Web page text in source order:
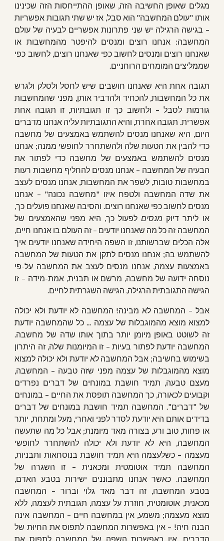
מגלים שאופן החשיבה הזה, שאופן ההתייחסות הזה שכינינו
אותו "עולם המחשבה" הוא סבל, אז יש שתי תגובות אפשריות
– בגישה הרגילה יש שני פתרונות אפשריים לבעיה של עולם
המחשבה: אנחנו רוצים ומנסים להיפטר מהמחשבות או
שאנחנו רוצים ומנסים לחשוב כפי שאנחנו רוצים, לחשוב כפי
שממליצים המומחים הרוחניים.
תגובה אחת היא שאנחנו חושבים שיש לחסל ולסלק ולגרש
את כל המחשבות, להכחיד ולהדביר אותן, מפני שהמחשבות
גורמות לסבל – ולחשוב כך זו תגובתיות, זו תגובה אחת
אפשרית. תגובה אחרת, והיא התגובתיות עליה אנחנו מדברים
היום, היא שאנחנו מנסים להשתמש באמצעים של מחשבה
כדי להבין את הטעות שלה ולהשתחרר לחופשי ממנה; אנחנו
מנסים להשתמש באמצעים של מחשבה כדי לפתור את
הבעיה של המחשבה – אנחנו מנסים להחליף מחשבות רעות
במחשבות טובות, לשפר את המחשבות, אנחנו מנסים לעצב
את שדה המחשבה ולטפח איזו "מחשבה נכונה" – אנחנו
מנסים לחשוב כפי שאנחנו רוצים. והסיבה שאנחנו פועלים כך,
או ליתר דיוק מנסיםלפעול כך, היא מפני שהאמצעים של
המחשבה זה כל מה שאנחנו יודעים – זה העולם בו אנחנו חיים,
אלה הכלים שברשותנו, זו השפה היחידה שאנחנו יודעים איך
להשתמש בה; אנחנו מנסים לתקן את הטעות של המחשבה
באמצעות עצמה, אנחנו מנסים לעצב את המחשבה על-פי
נוסחה ידועה של מחשבה, מרשם או תבנית, אמת-מידה – זו
הגישה התגובתית הרגילה, הגישה השגרתית לחיים.
אבל – המחשבה לא מבינה! המחשבה לא יודעת ולא יכולה
למצוא מוצא מהמוגבלות של עצמה ... כל שהמחשבה יודעת
זה לשוטט באופן מיומן יותר בתוך אותו שדה של מחשבה.
המחשבה יודעת לפתור בעיות – זו המיומנות שלה, זה היתרון
בשימוש בחשיבה; אבל המחשבה לא יודעת ולא יכולה למצוא
מוצא מהמוגבלות של עצמה מפני שזה טבעה – המחשבה,
מעצם טבעה, תמיד חושבת במונחים של דברים נפרדים
וקבועים לכאורה, כך המחשבה תופסת את החיים – במונחים
של "דברים". המחשבה תמיד חושבת במונחים של דברים
בדידים אותם היא יודעת לסדר לפני ואחרי, מעל ומתחת, יותר
או פחות, טוב ורע, בצורה מאד מיומנת; אבל כל מה שתעשה
המחשבה, היא לא יודעת ולא יכולה להשתחרר לחופשי
מעצמה – כשלעצמה היא תמיד חושבת בנוסחאות ותבניות,
המחשבה תמיד אוטומטית ומכאנית – זו השגרה של
המחשבה. כאשר אנחנו מתבוננים ישירות בטבע האדם,
בטבע המחשבה, זה דבר מאד גלוי וברור – המחשבה
מכאנית, אוטומטית, חוזרת על עצמה, תגובתית לעצמה, ללא
מוצא מעצמה; משמע, אין במחשבה חיים – המחשבה אינה
הבנה חיה! – אין באפשרות המחשבה לתפוס את החיוּת של
הדברים, אין באפשרות השפה של המחשבה לתפוס את